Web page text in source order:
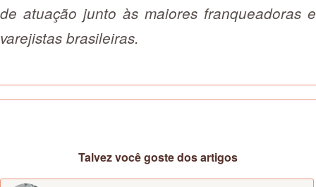
de atuação junto às maiores franqueadoras e
varejistas brasileiras.
Talvez você goste dos artigos